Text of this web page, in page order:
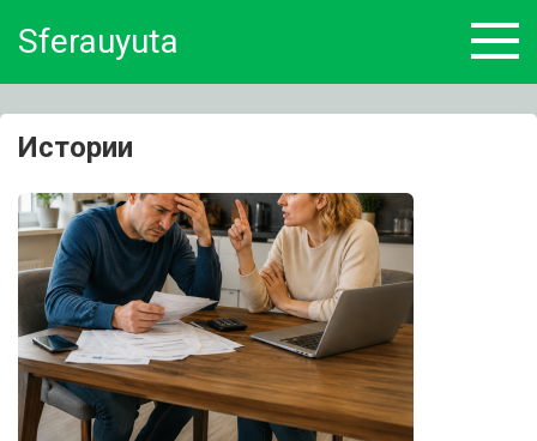
Sferauyuta
Истории